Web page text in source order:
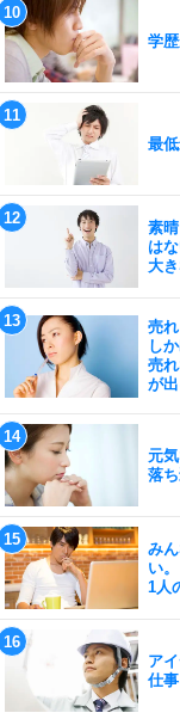
学
最
素
はな
大
売
し
売
が出
元
落
み
い。
1人
ア
仕